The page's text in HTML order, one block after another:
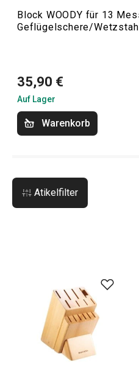
Block WOODY für 13
Geflügelschere/
35,90 €
Auf Lager
Warenkorb
Atikelfilter